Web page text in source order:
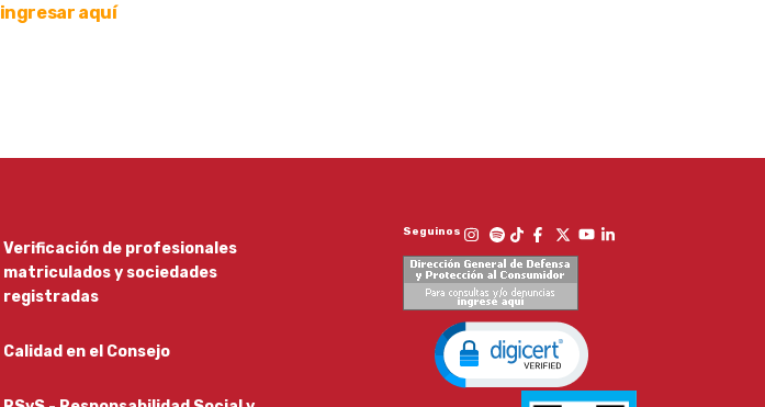
ingresar aquí
Verificación de profesionales
matriculados y sociedades
registradas
Calidad en el Consejo
Seguinos